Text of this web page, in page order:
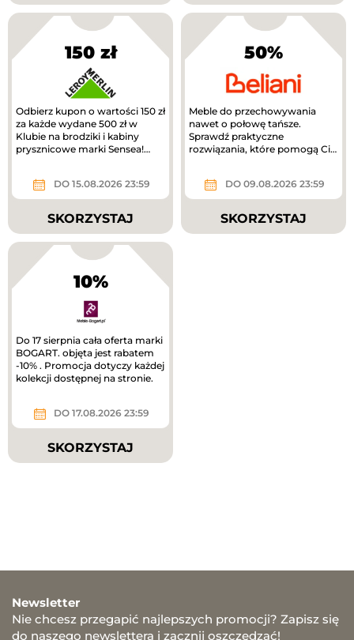
150 zł
Odbierz kupon o wartości 150 zł
za każde wydane 500 zł w
Klubie na brodziki i kabiny
prysznicowe marki Sensea!
DO 15.08.2026 23:59
SKORZYSTAJ
50%
Meble do przechowywania
nawet o połowę tańsze.
Sprawdź praktyczne
rozwiązania, które pomogą Ci
DO 09.08.2026 23:59
SKORZYSTAJ
10%
Do 17 sierpnia cała oferta marki
BOGART. objęta jest rabatem
-10% . Promocja dotyczy każdej
kolekcji dostępnej na stronie.
DO 17.08.2026 23:59
SKORZYSTAJ
Newsletter
Nie chcesz przegapić najlepszych promocji? Zapisz się
do naszego newslettera i zacznij oszczędzać!